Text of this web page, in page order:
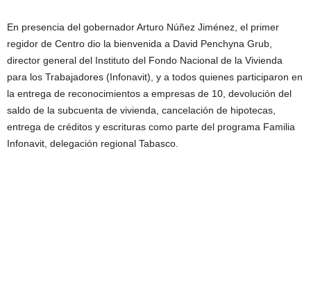
En presencia del gobernador Arturo Núñez Jiménez, el primer
regidor de Centro dio la bienvenida a David Penchyna Grub,
director general del Instituto del Fondo Nacional de la Vivienda
para los Trabajadores (Infonavit), y a todos quienes participaron en
la entrega de reconocimientos a empresas de 10, devolución del
saldo de la subcuenta de vivienda, cancelación de hipotecas,
entrega de créditos y escrituras como parte del programa Familia
Infonavit, delegación regional Tabasco.